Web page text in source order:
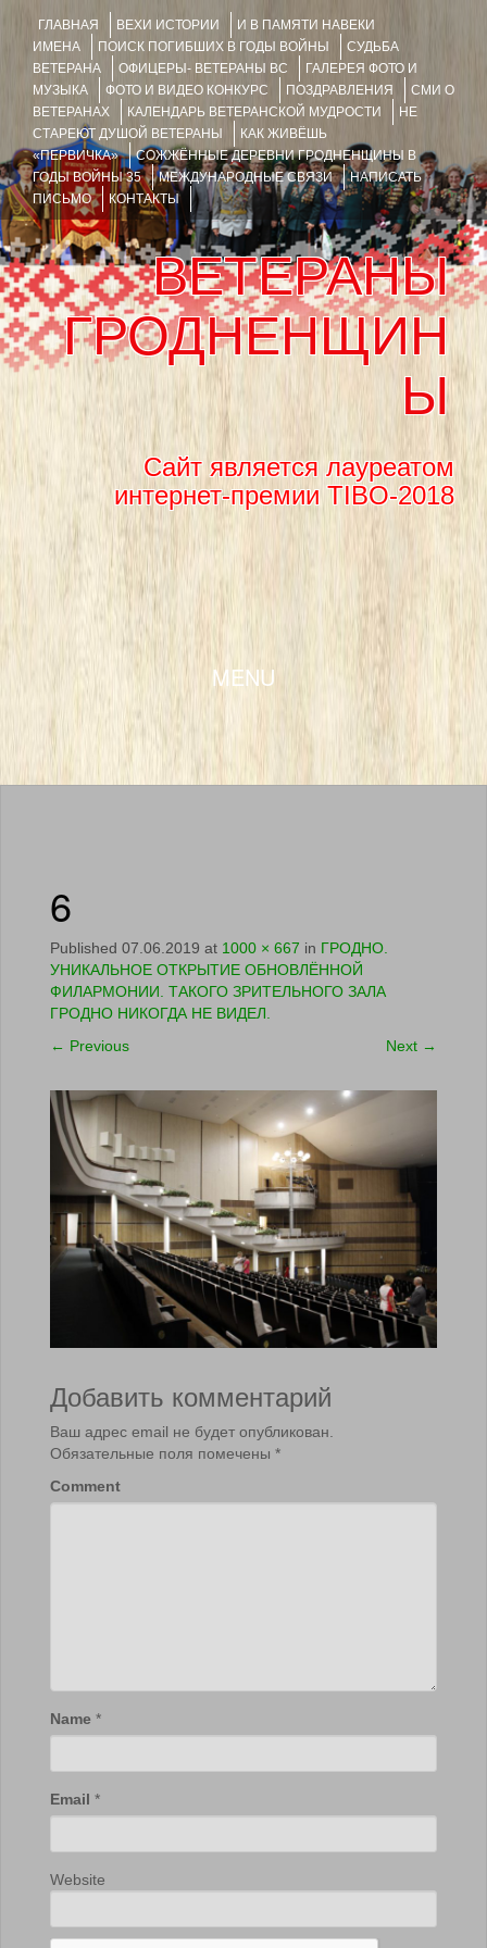
ГЛАВНАЯ ВЕХИ ИСТОРИИ
И В ПАМЯТИ НАВЕКИ
ИМЕНА
ПОИСК ПОГИБШИХ В ГОДЫ ВОЙНЫ
СУДЬБА
ВЕТЕРАНА
ОФИЦЕРЫ- ВЕТЕРАНЫ ВС
ГАЛЕРЕЯ ФОТО И
МУЗЫКА
ФОТО И ВИДЕО КОНКУРС ПОЗДРАВЛЕНИЯ
СМИ О
ВЕТЕРАНАХ
КАЛЕНДАРЬ ВЕТЕРАНСКОЙ МУДРОСТИ
НЕ
СТАРЕЮТ ДУШОЙ ВЕТЕРАНЫ
КАК ЖИВЁШЬ
«ПЕРВИЧКА»
СОЖЖЁННЫЕ ДЕРЕВНИ ГРОДНЕНЩИНЫ В
ГОДЫ ВОЙНЫ 35
МЕЖДУНАРОДНЫЕ СВЯЗИ
НАПИСАТЬ
ПИСЬМО
КОНТАКТЫ
ВЕТЕРАНЫ
ГРОДНЕНЩИН
Ы
Сайт является лауреатом
интернет-премии TIBO-2018
MENU
SKIP TO CONTENT
6
Published 07.06.2019 at 1000 × 667 in ГРОДНО.
УНИКАЛЬНОЕ ОТКРЫТИЕ ОБНОВЛЁННОЙ
ФИЛАРМОНИИ. ТАКОГО ЗРИТЕЛЬНОГО ЗАЛА
ГРОДНО НИКОГДА НЕ ВИДЕЛ.
← Previous Next →
Добавить комментарий
Ваш адрес email не будет опубликован.
Обязательные поля помечены *
Comment
Name *
Email *
Website